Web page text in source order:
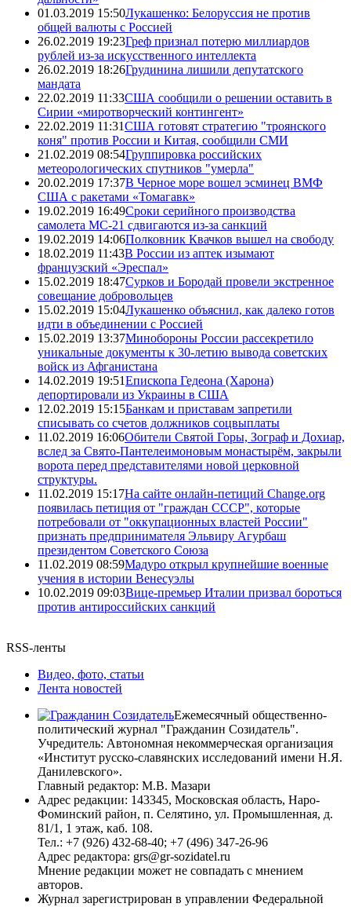
01.03.2019 15:50Лукашенко: Белоруссия не против
общей валюты с Россией
26.02.2019 19:23Греф признал потерю миллиардов
рублей из-за искусственного интеллекта
26.02.2019 18:26Грудинина лишили депутатского
мандата
22.02.2019 11:33США сообщили о решении оставить в
Сирии «миротворческий контингент»
22.02.2019 11:31США готовят стратегию "троянского
коня" против России и Китая, сообщили СМИ
21.02.2019 08:54Группировка российских
метеорологических спутников "умерла"
20.02.2019 17:37В Черное море вошел эсминец ВМФ
США с ракетами «Томагавк»
19.02.2019 16:49Сроки серийного производства
самолета МС-21 сдвигаются из-за санкций
19.02.2019 14:06Полковник Квачков вышел на свободу
18.02.2019 11:43В России из аптек изымают
французский «Эреспал»
15.02.2019 18:47Сурков и Бородай провели экстренное
совещание добровольцев
15.02.2019 15:04Лукашенко объяснил, как далеко готов
идти в объединении с Россией
15.02.2019 13:37Минобороны России рассекретило
уникальные документы к 30-летию вывода советских
войск из Афганистана
14.02.2019 19:51Епископа Гедеона (Харона)
депортировали из Украины в США
12.02.2019 15:15Банкам и приставам запретили
списывать со счетов должников соцвыплаты
11.02.2019 16:06Обители Святой Горы, Зограф и Дохиар,
вслед за Свято-Пантелеимоновым монастырём, закрыли
ворота перед представителями новой церковной
структуры.
11.02.2019 15:17На сайте онлайн-петиций Change.org
появилась петиция от "граждан СССР", которые
потребовали от "оккупационных властей России"
признать предпринимателя Эльвиру Агурбаш
президентом Советского Союза
11.02.2019 08:59Мадуро открыл крупнейшие военные
учения в истории Венесуэлы
10.02.2019 09:03Вице-премьер Италии призвал бороться
против антироссийских санкций
RSS-ленты
Видео, фото, статьи
Лента новостей
Ежемесячный общественно-
политический журнал "Гражданин Созидатель".
Учредитель: Автономная некоммерческая организация
«Институт русско-славянских исследований имени Н.Я.
Данилевского».
Главный редактор: М.В. Мазари
Адрес редакции: 143345, Московская область, Наро-
Фоминский район, п. Селятино, ул. Промышленная, д.
81/1, 1 этаж, каб. 108.
Тел.: +7 (926) 432-68-40; +7 (496) 347-26-96
Адрес редактора: grs@gr-sozidatel.ru
Мнение редакции может не совпадать с мнением
авторов.
Журнал зарегистрирован в управлении Федеральной